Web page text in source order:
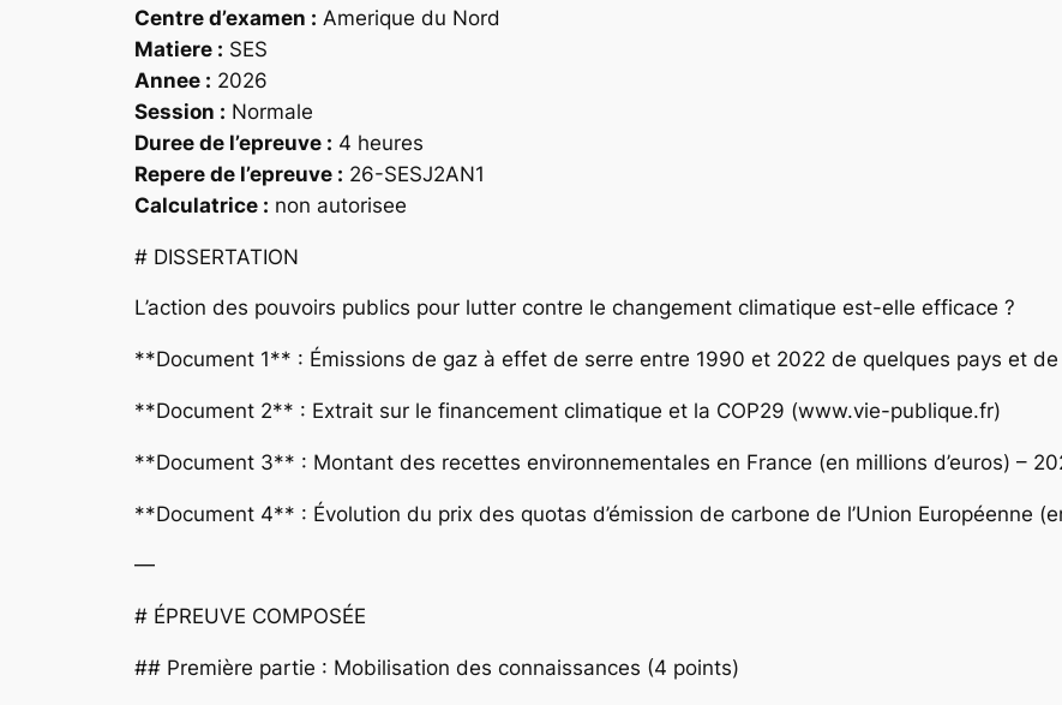
Centre d’examen : Amerique du Nord
Matiere : SES
Annee : 2026
Session : Normale
Duree de l’epreuve : 4 heures
Repere de l’epreuve : 26-SESJ2AN1
Calculatrice : non autorisee
# DISSERTATION
L’action des pouvoirs publics pour lutter contre le changement climatique est-elle efficace ?
**Document 1** : Émissions de gaz à effet de serre entre 1990 et 2022 de quelques pays et de
**Document 2** : Extrait sur le financement climatique et la COP29 (www.vie-publique.fr)
**Document 3** : Montant des recettes environnementales en France (en millions d’euros) –
**Document 4** : Évolution du prix des quotas d’émission de carbone de l’Union Européenne
—
# ÉPREUVE COMPOSÉE
## Première partie : Mobilisation des connaissances (4 points)